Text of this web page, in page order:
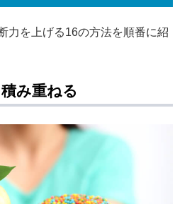
力を上げる16の方法を順番に紹
み重ねる